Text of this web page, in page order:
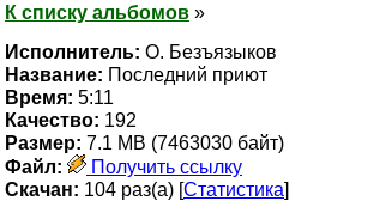
К списку альбомов »
Исполнитель: О. Безъязыков
Название: Последний приют
Время: 5:11
Качество: 192
Размер: 7.1 MB (7463030 байт)
Файл:
Получить ссылку
Скачан: 104 раз(а) [Статистика]